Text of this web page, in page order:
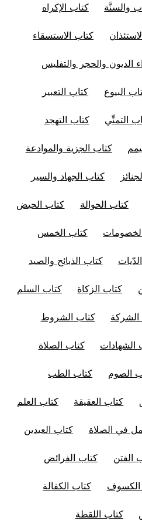
والسنَّة كتاب الإكراه
كتاب الاستسقاء
الديون والحجر والتفليس
البيوع كتاب التعبير
التمنِّي كتاب التهجد
كتاب الجزية والموادعة
كتاب الجهاد والسير
كتاب الحوالة كتاب الحيض
كتاب الخمس
كتاب الذبائح والصيد
كتاب الزكاة كتاب السلم
كتاب الشروط
الشهادات كتاب الصلاة
الصوم كتاب الطب
كتاب العقيقة كتاب العلم
في الصلاة كتاب العيدين
الفتن كتاب الفرائض
الكسوف كتاب الكفالة
كتاب اللقطة